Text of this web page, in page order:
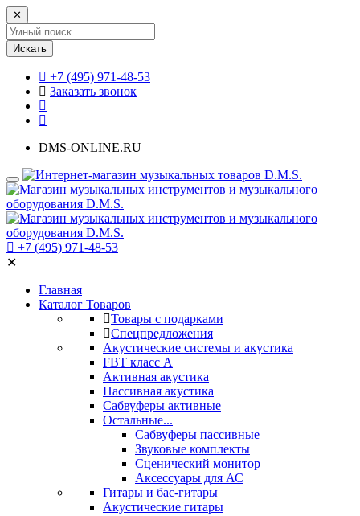
✕
Искать
+7 (495) 971-48-53
Заказать звонок
DMS-ONLINE.RU
+7 (495) 971-48-53
✕
Главная
Каталог Товаров
Товары с подарками
Спецпредложения
Акустические системы и акустика
FBT класс А
Активная акустика
Пассивная акустика
Сабвуферы активные
Остальные...
Сабвуферы пассивные
Звуковые комплекты
Сценический монитор
Аксессуары для АС
Гитары и бас-гитары
Акустические гитары